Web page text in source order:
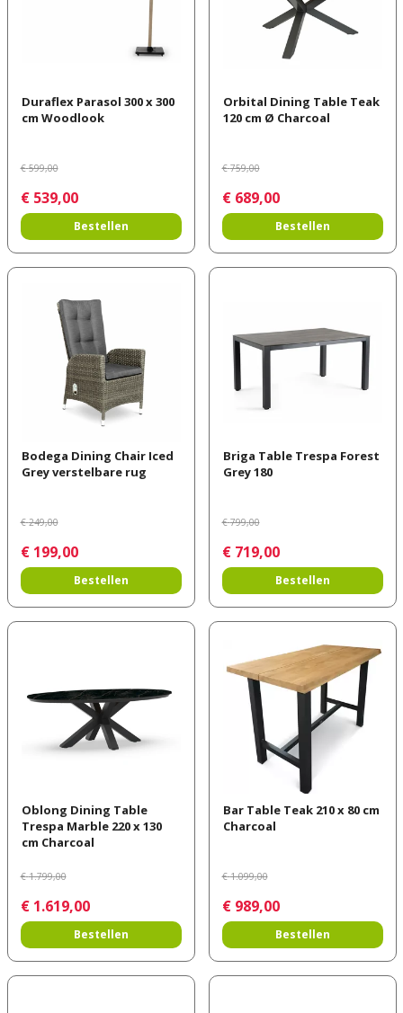
Duraflex Parasol 300 x 300
cm Woodlook
€ 599,00
€ 539,00
Bestellen
Orbital Dining Table Teak
120 cm Ø Charcoal
€ 759,00
€ 689,00
Bestellen
Bodega Dining Chair Iced
Grey verstelbare rug
€ 249,00
€ 199,00
Bestellen
Briga Table Trespa Forest
Grey 180
€ 799,00
€ 719,00
Bestellen
Oblong Dining Table
Trespa Marble 220 x 130
cm Charcoal
€ 1.799,00
€ 1.619,00
Bestellen
Bar Table Teak 210 x 80 cm
Charcoal
€ 1.099,00
€ 989,00
Bestellen